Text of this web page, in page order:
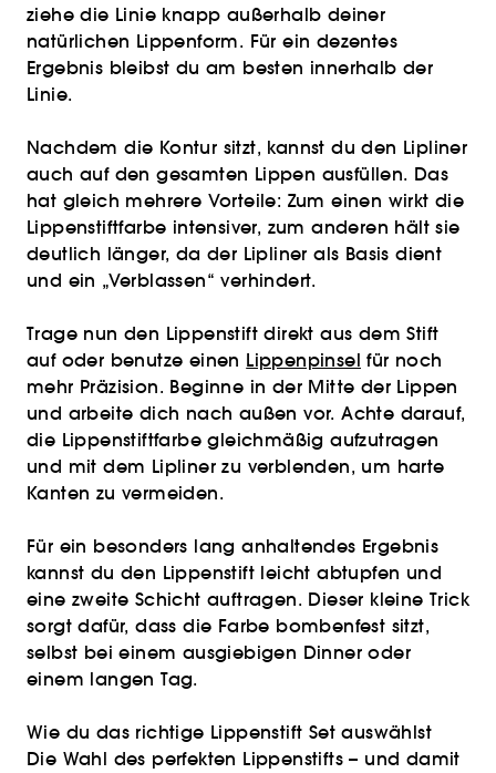
ziehe die Linie knapp außerhalb deiner
natürlichen Lippenform. Für ein dezentes
Ergebnis bleibst du am besten innerhalb der
Linie.
Nachdem die Kontur sitzt, kannst du den Lipliner
auch auf den gesamten Lippen ausfüllen. Das
hat gleich mehrere Vorteile: Zum einen wirkt die
Lippenstiftfarbe intensiver, zum anderen hält sie
deutlich länger, da der Lipliner als Basis dient
und ein „Verblassen“ verhindert.
Trage nun den Lippenstift direkt aus dem Stift
auf oder benutze einen Lippenpinsel für noch
mehr Präzision. Beginne in der Mitte der Lippen
und arbeite dich nach außen vor. Achte darauf,
die Lippenstiftfarbe gleichmäßig aufzutragen
und mit dem Lipliner zu verblenden, um harte
Kanten zu vermeiden.
Für ein besonders lang anhaltendes Ergebnis
kannst du den Lippenstift leicht abtupfen und
eine zweite Schicht auftragen. Dieser kleine Trick
sorgt dafür, dass die Farbe bombenfest sitzt,
selbst bei einem ausgiebigen Dinner oder
einem langen Tag.
Wie du das richtige Lippenstift Set auswählst
Die Wahl des perfekten Lippenstifts – und damit